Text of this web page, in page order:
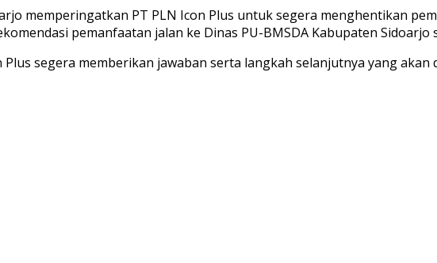
memperingatkan PT PLN Icon Plus untuk segera menghentikan
pemanfaatan jalan ke Dinas PU-BMSDA Kabupaten
segera memberikan jawaban serta langkah selanjutnya yang